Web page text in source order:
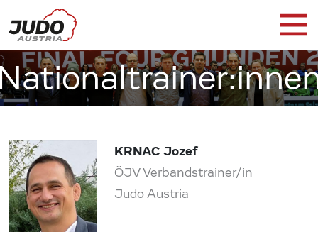
KRNAC Jozef
ÖJV Verbandstrainer/in
Judo Austria